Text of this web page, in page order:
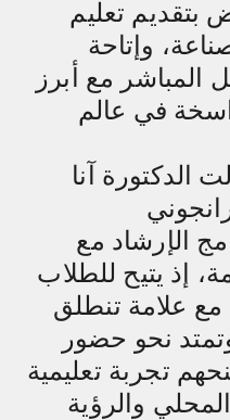
بتقديم تعليم
وإتاحة
المباشر مع أبرز
في عالم
الدكتورة آنا
الإرشاد مع
مهمة، إذ يتيح للطلاب
علامة تنطلق
نحو حضور
تجربة تعليمية
والرؤية